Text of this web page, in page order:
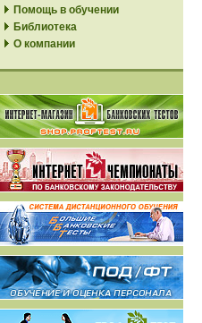
Помощь в обучении
Библиотека
О компании